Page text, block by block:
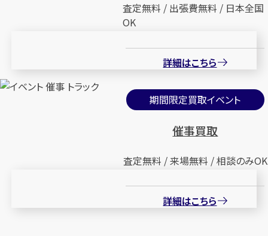
査定無料 / 出張費無料 / 日本全国
OK
詳細はこちら
期間限定買取イベント
催事買取
査定無料 / 来場無料 / 相談のみOK
詳細はこちら